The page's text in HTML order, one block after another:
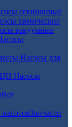
секционные
химические
вакуумные
Насосы для
Насосы
Все
Запчасти